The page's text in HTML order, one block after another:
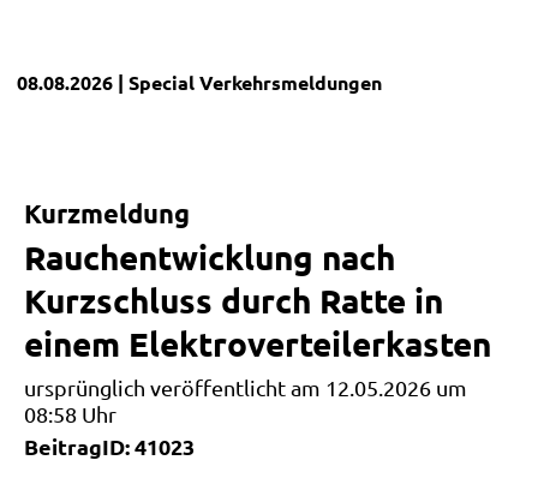
08.08.2026 | SpecialVerkehrsmeldungen
Kurzmeldung
Rauchentwicklung nach
Kurzschluss durch Ratte in
einem Elektroverteilerkasten
ursprünglich veröffentlicht am 12.05.2026 um
08:58 Uhr
BeitragID: 41023